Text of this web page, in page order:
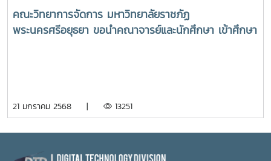
คณะวิทยาการจัดการ มหาวิทยาลัยราชภัฏ
พระนครศรีอยุธยา ขอนำคณาจารย์และนักศึกษา เข้าศึกษา
อธิการบดี รองศาสตราจารย์ ดร.นิโรจน์ สินณรงค์ ผู้ช่วย
21 มกราคม 2568 | 13251